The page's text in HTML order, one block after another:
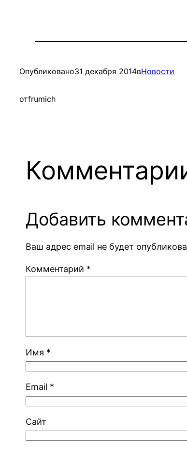
Опубликовано31 декабря 2014вНовости
отfrumich
Добавить
Ваш адрес email не будет
Комментарий *
Имя *
Email *
Сайт